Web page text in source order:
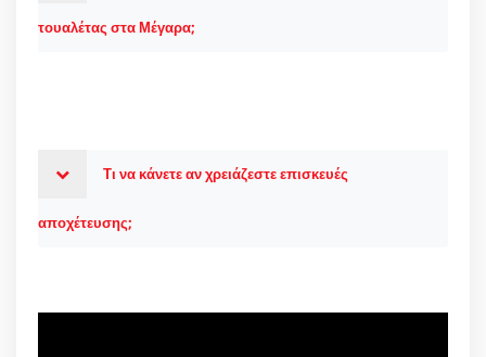
τουαλέτας στα Μέγαρα;
Τι να κάνετε αν χρειάζεστε επισκευές
αποχέτευσης;